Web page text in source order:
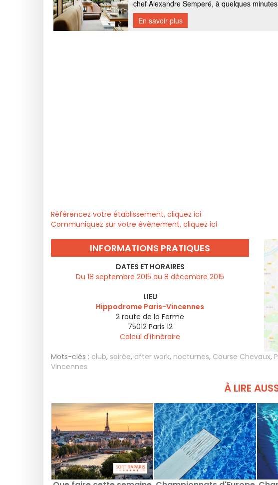
Référencez votre établissement, cliquez ici
Communiquez sur votre évènement, cliquez ici
INFORMATIONS PRATIQUES
DATES ET HORAIRES
Du 18 septembre 2015 au 8 décembre 2015
LIEU
Hippodrome Paris-Vincennes
2 route de la Ferme
75012 Paris 12
Calcul d'itinéraire
Mots-clés : club, soirée, after work, nocturnes, Course Chevaux,
Vincennes
À LIRE